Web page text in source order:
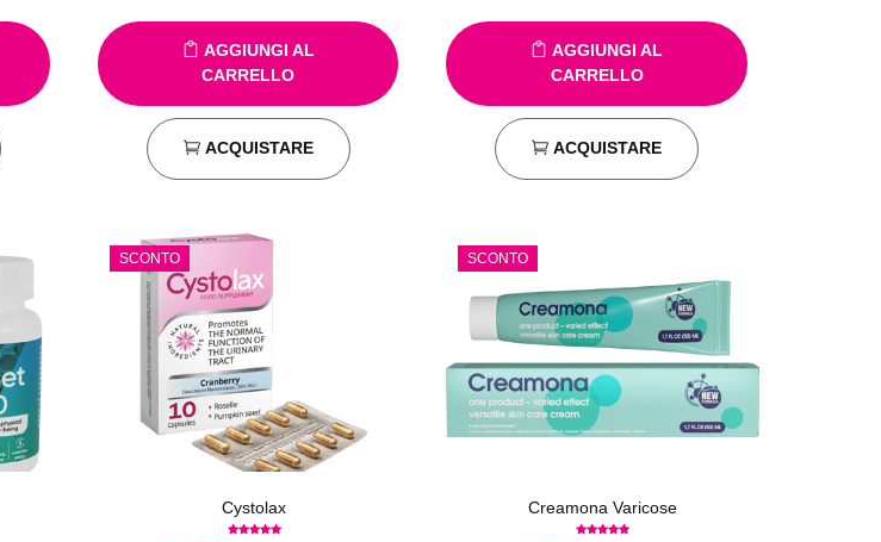
AGGIUNGI AL
CARRELLO
ACQUISTARE
AGGIUNGI AL
CARRELLO
ACQUISTARE
SCONTO
Cystolax
SCONTO
Creamona Varicose